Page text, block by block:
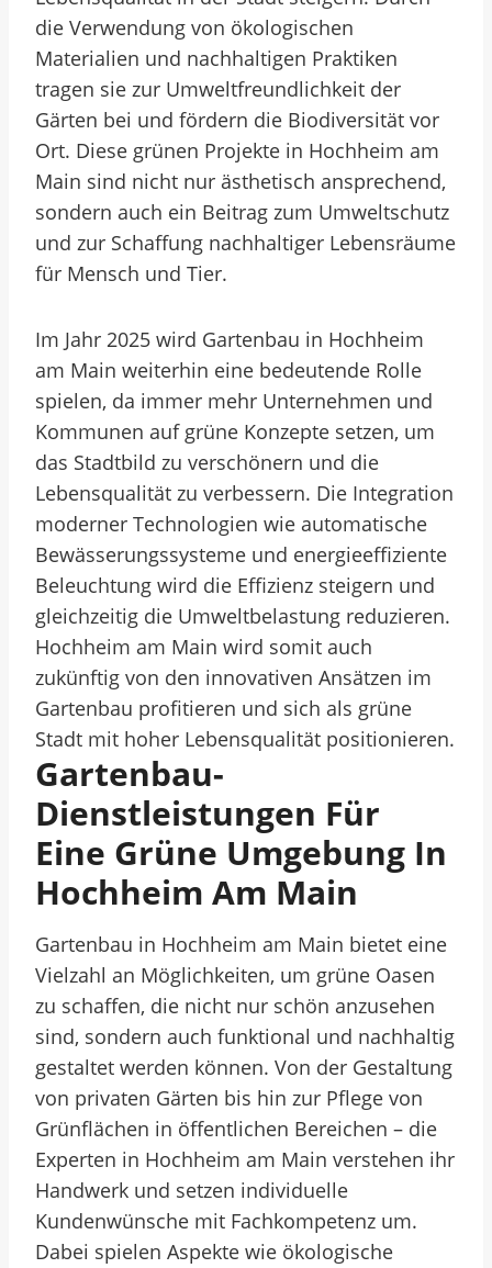
die Verwendung von ökologischen
Materialien und nachhaltigen Praktiken
tragen sie zur Umweltfreundlichkeit der
Gärten bei und fördern die Biodiversität vor
Ort. Diese grünen Projekte in Hochheim am
Main sind nicht nur ästhetisch ansprechend,
sondern auch ein Beitrag zum Umweltschutz
und zur Schaffung nachhaltiger Lebensräume
für Mensch und Tier.
Im Jahr 2025 wird Gartenbau in Hochheim
am Main weiterhin eine bedeutende Rolle
spielen, da immer mehr Unternehmen und
Kommunen auf grüne Konzepte setzen, um
das Stadtbild zu verschönern und die
Lebensqualität zu verbessern. Die Integration
moderner Technologien wie automatische
Bewässerungssysteme und energieeffiziente
Beleuchtung wird die Effizienz steigern und
gleichzeitig die Umweltbelastung reduzieren.
Hochheim am Main wird somit auch
zukünftig von den innovativen Ansätzen im
Gartenbau profitieren und sich als grüne
Stadt mit hoher Lebensqualität positionieren.
Gartenbau-
Dienstleistungen Für
Eine Grüne Umgebung In
Hochheim Am Main
Gartenbau in Hochheim am Main bietet eine
Vielzahl an Möglichkeiten, um grüne Oasen
zu schaffen, die nicht nur schön anzusehen
sind, sondern auch funktional und nachhaltig
gestaltet werden können. Von der Gestaltung
von privaten Gärten bis hin zur Pflege von
Grünflächen in öffentlichen Bereichen – die
Experten in Hochheim am Main verstehen ihr
Handwerk und setzen individuelle
Kundenwünsche mit Fachkompetenz um.
Dabei spielen Aspekte wie ökologische